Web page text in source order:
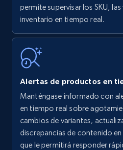
Title, Seller name, Brand,
price, Currency, Availability,
35.3K+
Amazon Reviews
URL, Product name, Product
rating object, Product rating
Author name, Asin, and more.
permite supervisar los SKU, las
inventario en tiempo real.
Alertas de productos en
Manténgase informado con
en tiempo real sobre
cambios de variantes,
discrepancias de contenido
que le permitirá responder